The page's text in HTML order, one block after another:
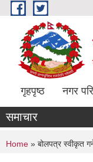
Skip to main content
गृहपृष्ठ नगर
समाचार
You are
Home » बोलपत्र स्वीकृत